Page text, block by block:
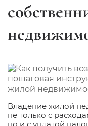
Владение жилой
не только с